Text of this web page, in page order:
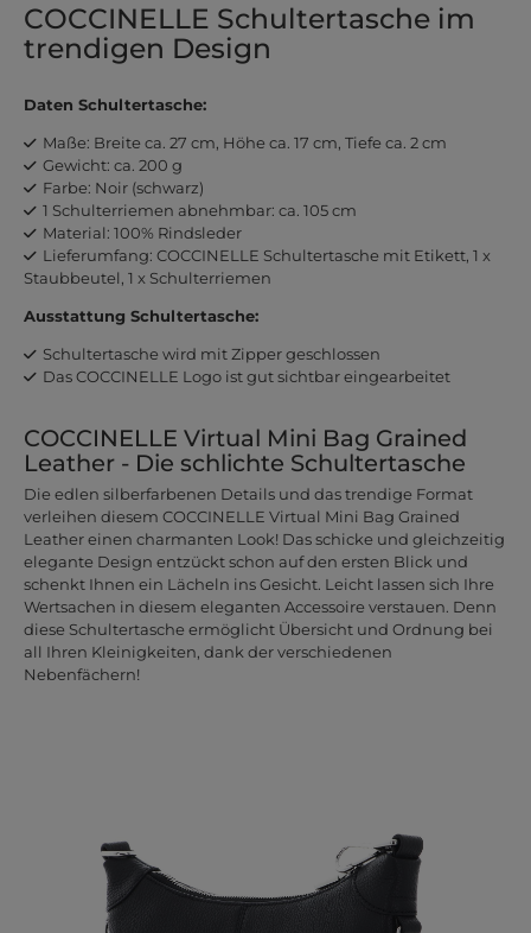
COCCINELLE Schultertasche im
trendigen Design
Daten Schultertasche:
Maße: Breite ca. 27 cm, Höhe ca. 17 cm, Tiefe ca. 2 cm
Gewicht: ca. 200 g
Farbe: Noir (schwarz)
1 Schulterriemen abnehmbar: ca. 105 cm
Material: 100% Rindsleder
Lieferumfang: COCCINELLE Schultertasche mit Etikett, 1 x
Staubbeutel, 1 x Schulterriemen
Ausstattung Schultertasche:
Schultertasche wird mit Zipper geschlossen
Das COCCINELLE Logo ist gut sichtbar eingearbeitet
COCCINELLE Virtual Mini Bag Grained
Leather - Die schlichte Schultertasche
Die edlen silberfarbenen Details und das trendige Format
verleihen diesem COCCINELLE Virtual Mini Bag Grained
Leather einen charmanten Look! Das schicke und gleichzeitig
elegante Design entzückt schon auf den ersten Blick und
schenkt Ihnen ein Lächeln ins Gesicht. Leicht lassen sich Ihre
Wertsachen in diesem eleganten Accessoire verstauen. Denn
diese Schultertasche ermöglicht Übersicht und Ordnung bei
all Ihren Kleinigkeiten, dank der verschiedenen
Nebenfächern!